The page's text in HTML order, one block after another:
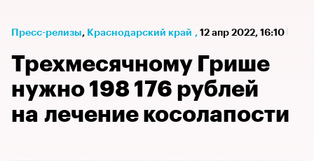
Пресс-релизы⁠, Краснодарский край , 12 апр 2022, 16:10
Трехмесячному Грише
нужно 198 176 рублей
на лечение косолапости